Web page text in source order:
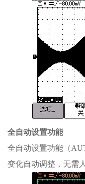
全自动设置功能
全自动设置功能（
变化自动调整，无需